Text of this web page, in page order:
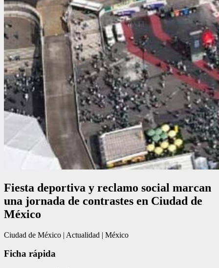
Fiesta deportiva y reclamo social marcan
una jornada de contrastes en Ciudad de
México
Ciudad de México | Actualidad | México
Ficha rápida